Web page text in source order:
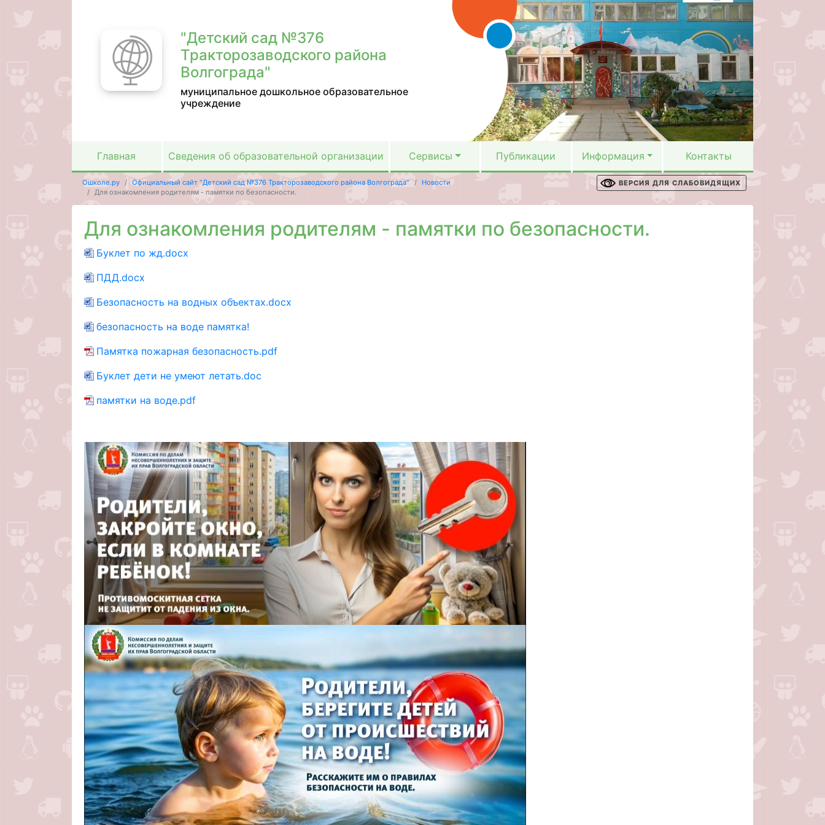
"Детский сад №376
Тракторозаводского района
Волгограда"
муниципальное дошкольное образовательное
учреждение
Главная Сведения об образовательной организации Сервисы Публикации Информация Контакты
Ошколе.ру Официальный сайт "Детский сад №376 Тракторозаводского района Волгограда"
Новости
Для ознакомления родителям - памятки по безопасности.
ВЕРСИЯ ДЛЯ СЛАБОВИДЯЩИХ
Для ознакомления родителям - памятки по безопасности.
Буклет по жд.docx
ПДД.docx
Безопасность на водных объектах.docx
безопасность на воде памятка!
Памятка пожарная безопасность.pdf
Буклет дети не умеют летать.doc
памятки на воде.pdf